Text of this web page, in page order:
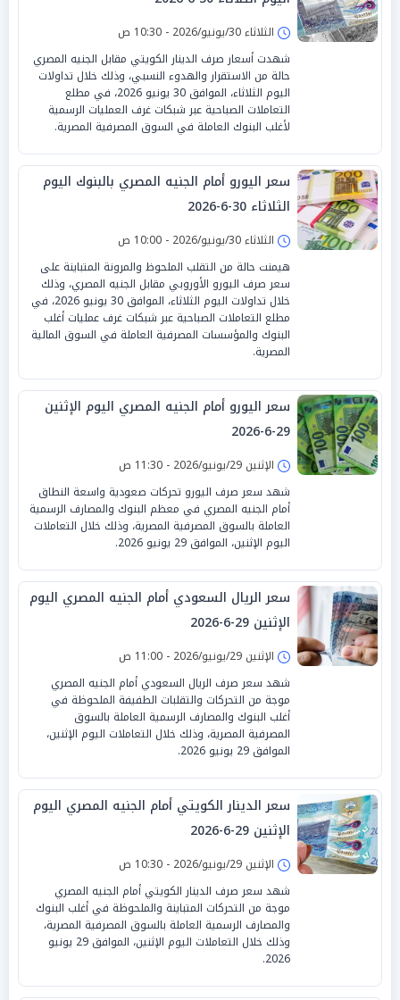
الثلاثاء 30/يونيو/2026 - 10:30 ص
شهدت أسعار صرف الدينار الكويتي مقابل الجنيه المصري
حالة من الاستقرار والهدوء النسبي، وذلك خلال تداولات
اليوم الثلاثاء، الموافق 30 يونيو 2026، في مطلع
التعاملات الصباحية عبر شبكات غرف العمليات الرسمية
لأغلب البنوك العاملة في السوق المصرفية المصرية.
سعر اليورو أمام الجنيه المصري بالبنوك اليوم
الثلاثاء 30-6-2026
الثلاثاء 30/يونيو/2026 - 10:00 ص
هيمنت حالة من التقلب الملحوظ والمرونة المتباينة على
سعر صرف اليورو الأوروبي مقابل الجنيه المصري، وذلك
خلال تداولات اليوم الثلاثاء، الموافق 30 يونيو 2026، في
مطلع التعاملات الصباحية عبر شبكات غرف عمليات أغلب
البنوك والمؤسسات المصرفية العاملة في السوق المالية
المصرية.
سعر اليورو أمام الجنيه المصري اليوم الإثنين
29-6-2026
الإثنين 29/يونيو/2026 - 11:30 ص
شهد سعر صرف اليورو تحركات صعودية واسعة النطاق
أمام الجنيه المصري في معظم البنوك والمصارف الرسمية
العاملة بالسوق المصرفية المصرية، وذلك خلال التعاملات
اليوم الإثنين، الموافق 29 يونيو 2026.
سعر الريال السعودي أمام الجنيه المصري اليوم
الإثنين 29-6-2026
الإثنين 29/يونيو/2026 - 11:00 ص
شهد سعر صرف الريال السعودي أمام الجنيه المصري
موجة من التحركات والتقلبات الطفيفة الملحوظة في
أغلب البنوك والمصارف الرسمية العاملة بالسوق
المصرفية المصرية، وذلك خلال التعاملات اليوم الإثنين،
الموافق 29 يونيو 2026.
سعر الدينار الكويتي أمام الجنيه المصري اليوم
الإثنين 29-6-2026
الإثنين 29/يونيو/2026 - 10:30 ص
شهد سعر صرف الدينار الكويتي أمام الجنيه المصري
موجة من التحركات المتباينة والملحوظة في أغلب البنوك
والمصارف الرسمية العاملة بالسوق المصرفية المصرية،
وذلك خلال التعاملات اليوم الإثنين، الموافق 29 يونيو
2026.